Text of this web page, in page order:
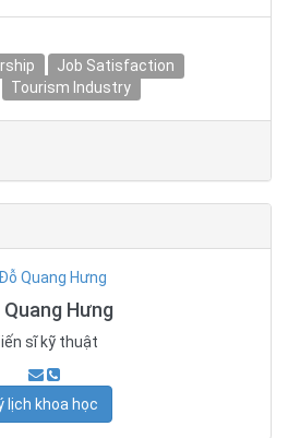
Job Satisfaction
Tourism Industry
Hưng
sĩ kỹ thuật
lịch khoa học